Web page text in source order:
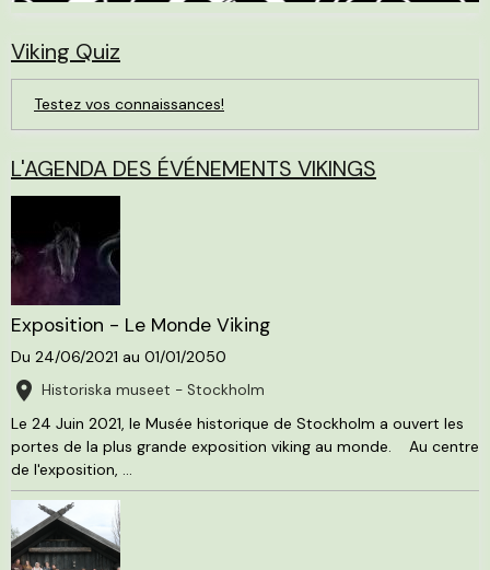
Viking Quiz
Testez vos connaissances!
L'AGENDA DES ÉVÉNEMENTS VIKINGS
Exposition - Le Monde Viking
Du 24/06/2021 au 01/01/2050
Historiska museet - Stockholm
Le 24 Juin 2021, le Musée historique de Stockholm a ouvert les
portes de la plus grande exposition viking au monde. Au centre
de l'exposition, ...